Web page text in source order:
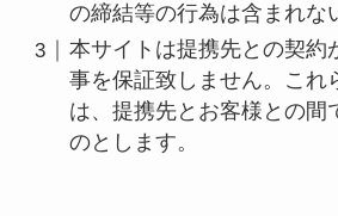
の締結等の行為は含まれな
本サイトは提携先との契約
事を保証致しません。これ
は、提携先とお客様との間
のとします。